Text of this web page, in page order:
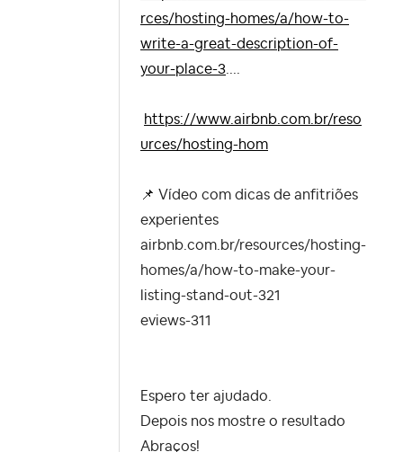
rces/hosting-homes/a/how-to-
write-a-great-description-of-
your-place-3
https://www.airbnb.com.br/reso
urces/hosting-hom
📌 Vídeo com dicas de anfitriões
experientes
airbnb.com.br/resources/hosting-
homes/a/how-to-make-your-
listing-stand-out-321
eviews-311
Espero ter ajudado.
Depois nos mostre o resultado
Abraços!